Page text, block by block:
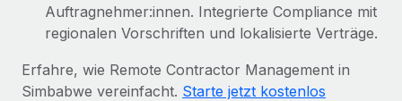
Auftragnehmer:innen. Integrierte Compliance mit
regionalen Vorschriften und lokalisierte Verträge.
Erfahre, wie Remote Contractor Management in
Simbabwe vereinfacht. Starte jetzt kostenlos